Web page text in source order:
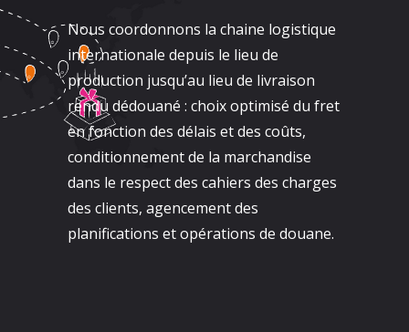
Nous coordonnons la chaine logistique
internationale depuis le lieu de
production jusqu’au lieu de livraison
rendu dédouané : choix optimisé du fret
en fonction des délais et des coûts,
conditionnement de la marchandise
dans le respect des cahiers des charges
des clients, agencement des
planifications et opérations de douane.